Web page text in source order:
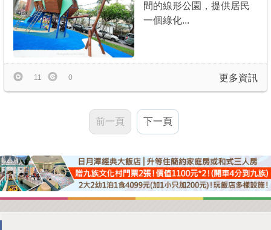
間的線形公園，提供居民
一個綠化...
更多資訊
11 0
前一頁 下一頁